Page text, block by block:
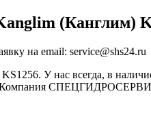
(Канглим)
на email: service@shs24.ru
У нас всегда, в